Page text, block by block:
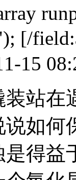
[/
15
在遇
说如
是得益